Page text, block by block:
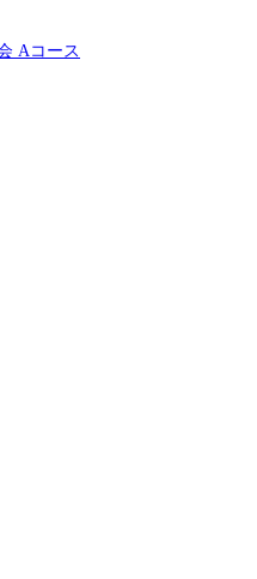
Aコース